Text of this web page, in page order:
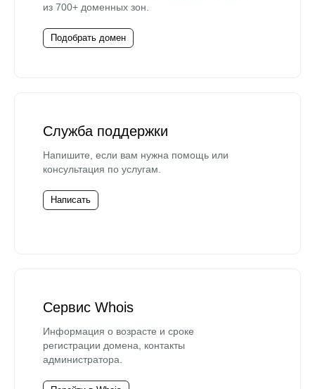
из 700+ доменных зон.
Подобрать домен
Служба поддержки
Напишите, если вам нужна помощь или
консультация по услугам.
Написать
Сервис Whois
Информация о возрасте и сроке
регистрации домена, контакты
администратора.